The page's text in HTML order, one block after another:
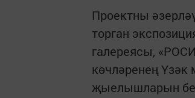
Проектны
торган
галереясы,
көчләренең Үзәк
җыелышларын